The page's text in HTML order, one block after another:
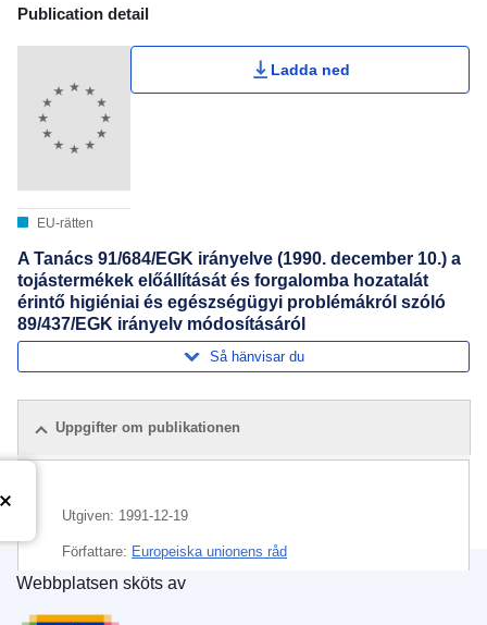
Publication Detail Actions Portlet
Publication detail
EU-rätten
Ladda ned
A Tanács 91/684/EGK irányelve (1990. december 10.) a
tojástermékek előállítását és forgalomba hozatalát
érintő higiéniai és egészségügyi problémákról szóló
89/437/EGK irányelv módosításáról
Så hänvisar du
Uppgifter om publikationen
Utgiven: 1991-12-19
Författare: Europeiska unionens råd
Europeiska unionens publikationsbyrå
Webbplatsen sköts av